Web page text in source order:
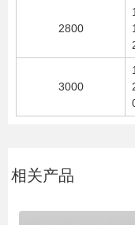
2800
3000
相关产品